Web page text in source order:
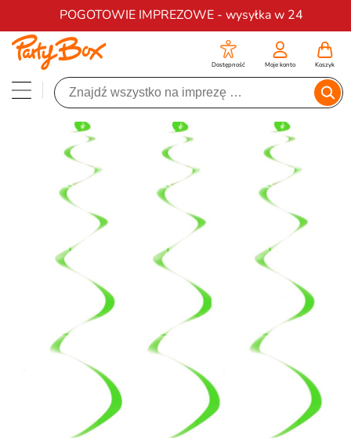
POGOTOWIE IMPREZOWE - wysyłka w 24
Darmowa dostawa na zamówienia od 200 zł
Dostępność Moje konto Koszyk